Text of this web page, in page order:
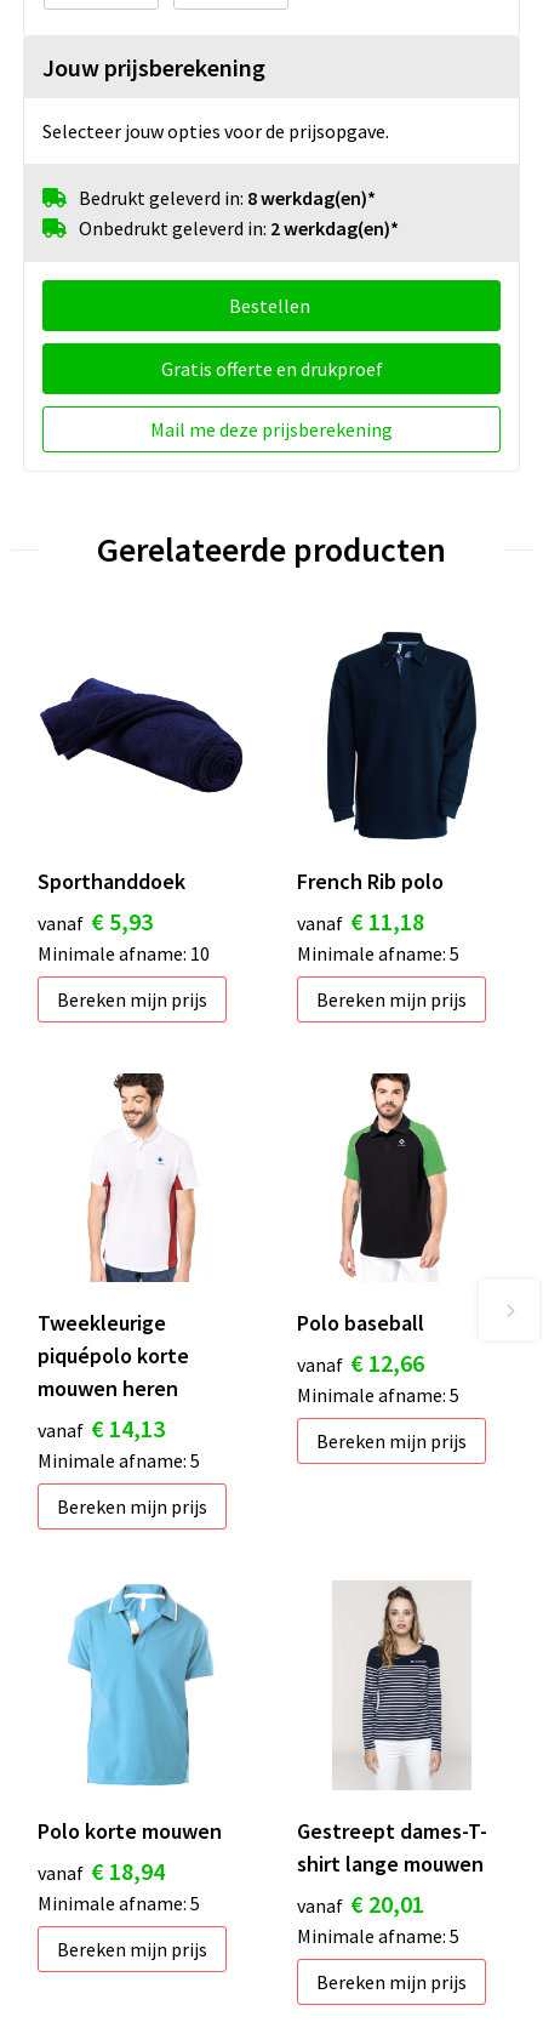
Jouw prijsberekening
Selecteer jouw opties voor de prijsopgave.
Bedrukt geleverd in: 8 werkdag(en)*
Onbedrukt geleverd in: 2 werkdag(en)*
Bestellen
Gratis offerte en drukproef
Mail me deze prijsberekening
Gerelateerde producten
Sporthanddoek
vanaf € 5,93
Minimale afname: 10
Bereken mijn prijs
French Rib polo
vanaf € 11,18
Minimale afname: 5
Bereken mijn prijs
Tweekleurige
piquépolo korte
mouwen heren
vanaf € 14,13
Minimale afname: 5
Bereken mijn prijs
Polo baseball
vanaf € 12,66
Minimale afname: 5
Bereken mijn prijs
Polo korte mouwen
vanaf € 18,94
Minimale afname: 5
Bereken mijn prijs
Gestreept dames-T-
shirt lange mouwen
vanaf € 20,01
Minimale afname: 5
Bereken mijn prijs